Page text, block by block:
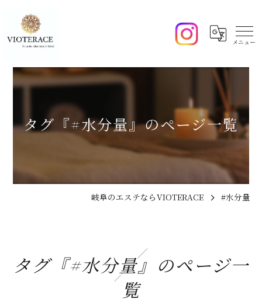
タグ『#水分量』のページ一覧
岐阜のエステならVIOTERACE #水分量
タグ『#水分量』のページ一
覧